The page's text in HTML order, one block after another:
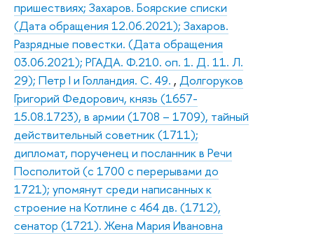
пришествиях; Захаров. Боярские списки
(Дата обращения 12.06.2021); Захаров.
Разрядные повестки. (Дата обращения
03.06.2021); РГАДА. Ф.210. оп. 1. Д. 11. Л.
29); Петр I и Голландия. С. 49. , Долгоруков
Григорий Федорович, князь (1657-
15.08.1723), в армии (1708 – 1709), тайный
действительный советник (1711);
дипломат, порученец и посланник в Речи
Посполитой (с 1700 с перерывами до
1721); упомянут среди написанных к
строение на Котлине с 464 дв. (1712),
сенатор (1721). Жена Мария Ивановна